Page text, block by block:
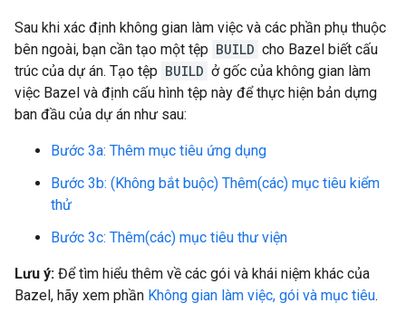
Sau khi xác định không gian làm việc và các phần phụ thuộc
bên ngoài, bạn cần tạo một tệp BUILD cho Bazel biết cấu
trúc của dự án. Tạo tệp BUILD ở gốc của không gian làm
việc Bazel và định cấu hình tệp này để thực hiện bản dựng
ban đầu của dự án như sau:
Bước 3a: Thêm mục tiêu ứng dụng
Bước 3b: (Không bắt buộc) Thêm(các) mục tiêu kiểm
thử
Bước 3c: Thêm(các) mục tiêu thư viện
Lưu ý: Để tìm hiểu thêm về các gói và khái niệm khác của
Bazel, hãy xem phần Không gian làm việc, gói và mục tiêu.